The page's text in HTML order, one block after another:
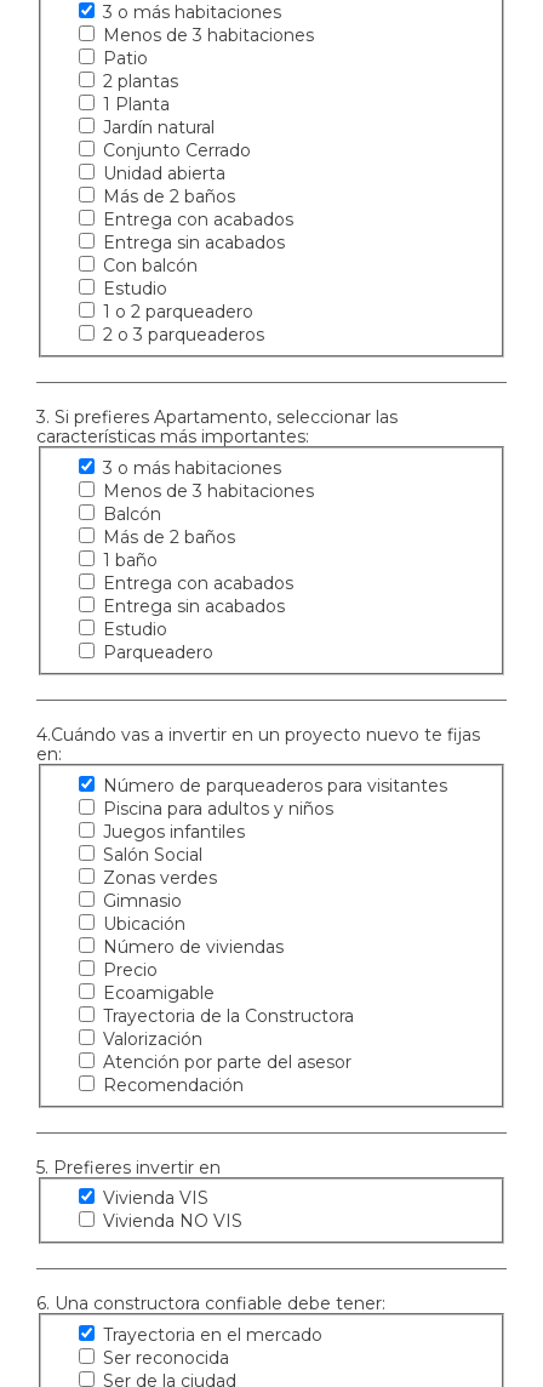
3 o más habitaciones
Menos de 3 habitaciones
Patio
2 plantas
1 Planta
Jardín natural
Conjunto Cerrado
Unidad abierta
Más de 2 baños
Entrega con acabados
Entrega sin acabados
Con balcón
Estudio
1 o 2 parqueadero
2 o 3 parqueaderos
3. Si prefieres Apartamento, seleccionar las
características más importantes:
3 o más habitaciones
Menos de 3 habitaciones
Balcón
Más de 2 baños
1 baño
Entrega con acabados
Entrega sin acabados
Estudio
Parqueadero
4.Cuándo vas a invertir en un proyecto nuevo te fijas
en:
Número de parqueaderos para visitantes
Piscina para adultos y niños
Juegos infantiles
Salón Social
Zonas verdes
Gimnasio
Ubicación
Número de viviendas
Precio
Ecoamigable
Trayectoria de la Constructora
Valorización
Atención por parte del asesor
Recomendación
5. Prefieres invertir en
Vivienda VIS
Vivienda NO VIS
6. Una constructora confiable debe tener:
Trayectoria en el mercado
Ser reconocida
Ser de la ciudad